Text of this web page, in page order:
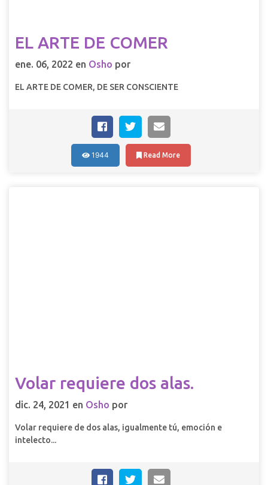
EL ARTE DE COMER
ene. 06, 2022 en Osho por
EL ARTE DE COMER, DE SER CONSCIENTE
1944 Read More
Volar requiere dos alas.
dic. 24, 2021 en Osho por
Volar requiere de dos alas, igualmente tú, emoción e
intelecto...